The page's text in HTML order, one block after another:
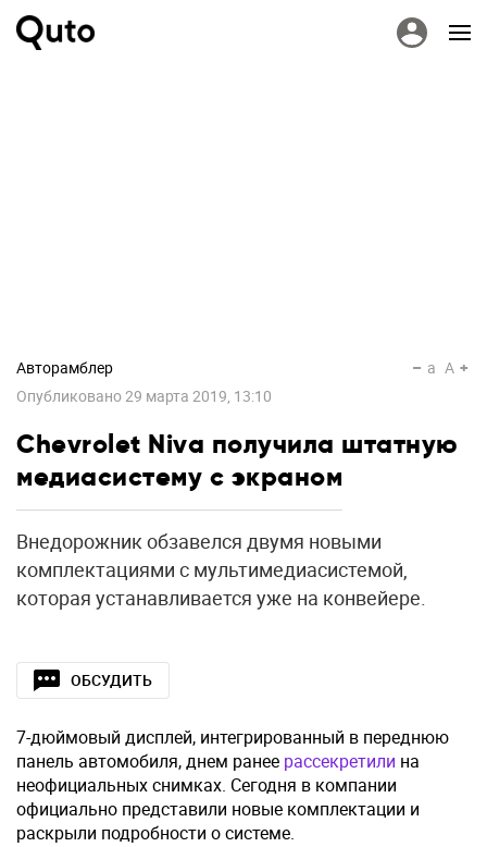
Авторамблер
Опубликовано29 марта 2019, 13:10
a A
Chevrolet Niva получила штатную
медиасистему с экраном
Внедорожник обзавелся двумя новыми
комплектациями с мультимедиасистемой,
которая устанавливается уже на конвейере.
ОБСУДИТЬ
7-дюймовый дисплей, интегрированный в переднюю
панель автомобиля, днем ранее рассекретили на
неофициальных снимках. Сегодня в компании
официально представили новые комплектации и
раскрыли подробности о системе.